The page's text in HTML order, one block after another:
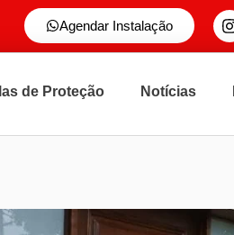
Agendar Instalação
de Proteção Notícias